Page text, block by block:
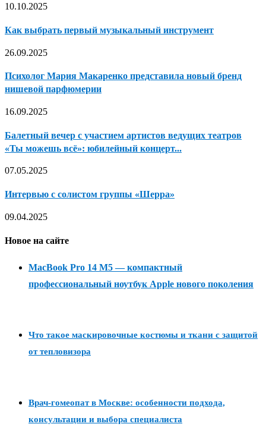
10.10.2025
Как выбрать первый музыкальный инструмент
26.09.2025
Психолог Мария Макаренко представила новый бренд
нишевой парфюмерии
16.09.2025
Балетный вечер с участием артистов ведущих театров
«Ты можешь всё»: юбилейный концерт...
07.05.2025
Интервью с солистом группы «Шерра»
09.04.2025
Новое на сайте
MacBook Pro 14 M5 — компактный
профессиональный ноутбук Apple нового поколения
Что такое маскировочные костюмы и ткани с защитой
от тепловизора
Врач-гомеопат в Москве: особенности подхода,
консультации и выбора специалиста